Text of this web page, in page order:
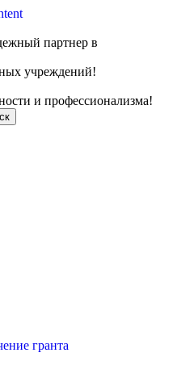
партнер в
учреждений!
и профессионализма!
гранта